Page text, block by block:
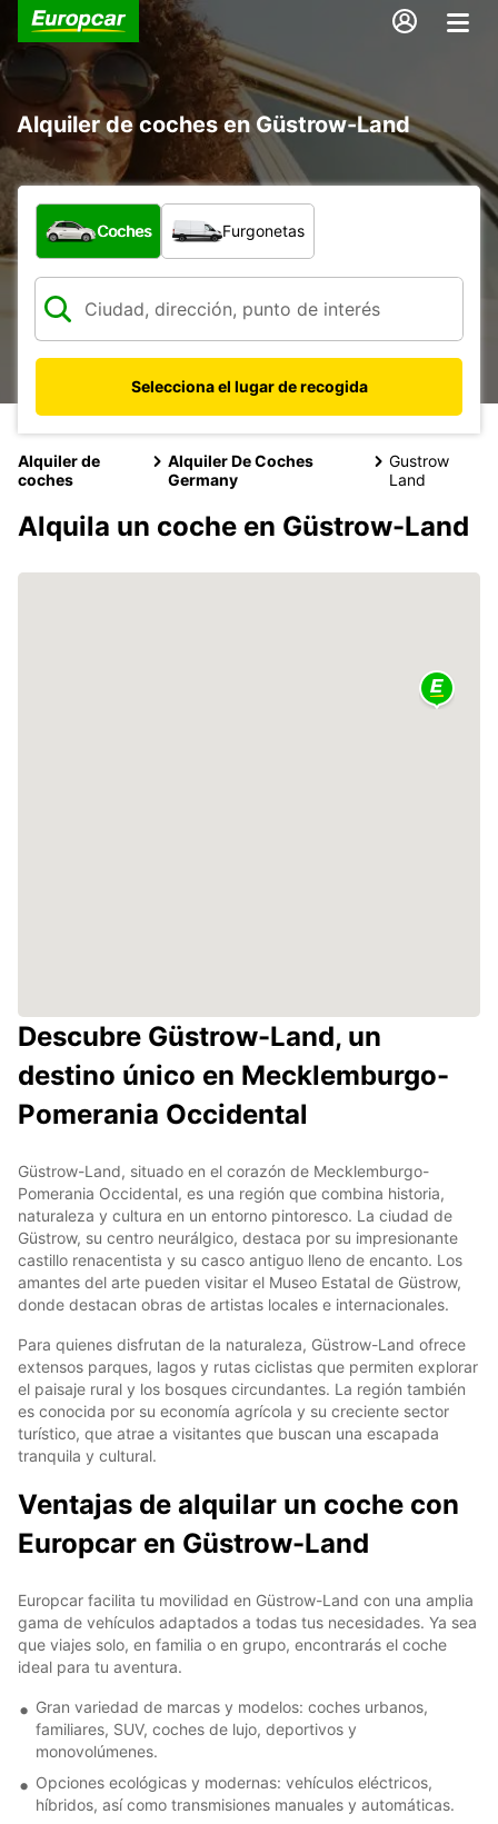
Alquiler de coches en Güstrow-Land
¿Qué tipo de vehículo?
Coches Furgonetas
Selecciona el lugar de recogida
Alquiler de
coches
Alquiler De Coches
Germany
Gustrow
Land
Alquila un coche en Güstrow-Land
Descubre Güstrow-Land, un
destino único en Mecklemburgo-
Pomerania Occidental
Güstrow-Land, situado en el corazón de Mecklemburgo-
Pomerania Occidental, es una región que combina historia,
naturaleza y cultura en un entorno pintoresco. La ciudad de
Güstrow, su centro neurálgico, destaca por su impresionante
castillo renacentista y su casco antiguo lleno de encanto. Los
amantes del arte pueden visitar el Museo Estatal de Güstrow,
donde destacan obras de artistas locales e internacionales.
Para quienes disfrutan de la naturaleza, Güstrow-Land ofrece
extensos parques, lagos y rutas ciclistas que permiten explorar
el paisaje rural y los bosques circundantes. La región también
es conocida por su economía agrícola y su creciente sector
turístico, que atrae a visitantes que buscan una escapada
tranquila y cultural.
Ventajas de alquilar un coche con
Europcar en Güstrow-Land
Europcar facilita tu movilidad en Güstrow-Land con una amplia
gama de vehículos adaptados a todas tus necesidades. Ya sea
que viajes solo, en familia o en grupo, encontrarás el coche
ideal para tu aventura.
Gran variedad de marcas y modelos: coches urbanos,
familiares, SUV, coches de lujo, deportivos y
monovolúmenes.
Opciones ecológicas y modernas: vehículos eléctricos,
híbridos, así como transmisiones manuales y automáticas.